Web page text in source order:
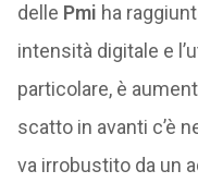
delle Pmi ha
intensità digitale e
particolare, è
scatto in avanti c’è
va irrobustito da un